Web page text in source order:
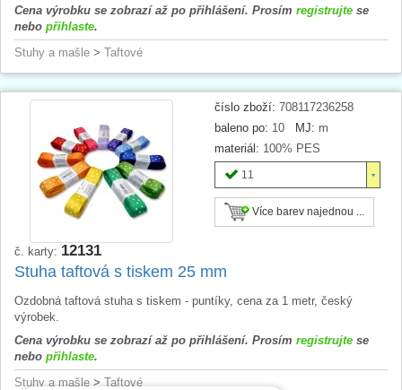
Cena výrobku se zobrazí až po přihlášení. Prosím registrujte se
nebo přihlaste.
Stuhy a mašle > Taftové
číslo zboží: 708117236258
baleno po: 10 MJ: m
materiál: 100% PES
11
Více barev najednou ...
č. karty: 12131
Stuha taftová s tiskem 25 mm
Ozdobná taftová stuha s tiskem - puntíky, cena za 1 metr, český
výrobek.
Cena výrobku se zobrazí až po přihlášení. Prosím registrujte se
nebo přihlaste.
Stuhy a mašle > Taftové